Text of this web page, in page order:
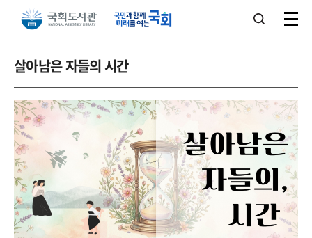
본문 바로가기주메뉴 바로가기
살아남은 자들의 시간